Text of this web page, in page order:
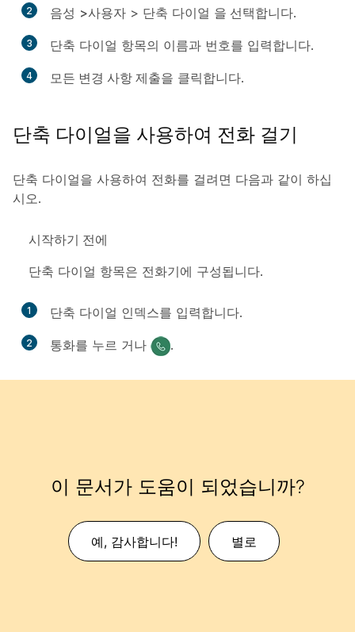
2 음성 >사용자 > 단축 다이얼 을 선택합니다.
3 단축 다이얼 항목의 이름과 번호를 입력합니다.
4 모든 변경 사항 제출을 클릭합니다.
단축 다이얼을 사용하여 전화 걸기
단축 다이얼을 사용하여 전화를 걸려면 다음과 같이 하십
시오.
시작하기 전에
단축 다이얼 항목은 전화기에 구성됩니다.
1 단축 다이얼 인덱스를 입력합니다.
2 통화를 누르 거나 .
이 문서가 도움이 되었습니까?
예, 감사합니다! 별로